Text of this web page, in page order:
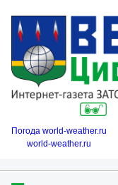
Погода world-weather.ru
world-weather.ru